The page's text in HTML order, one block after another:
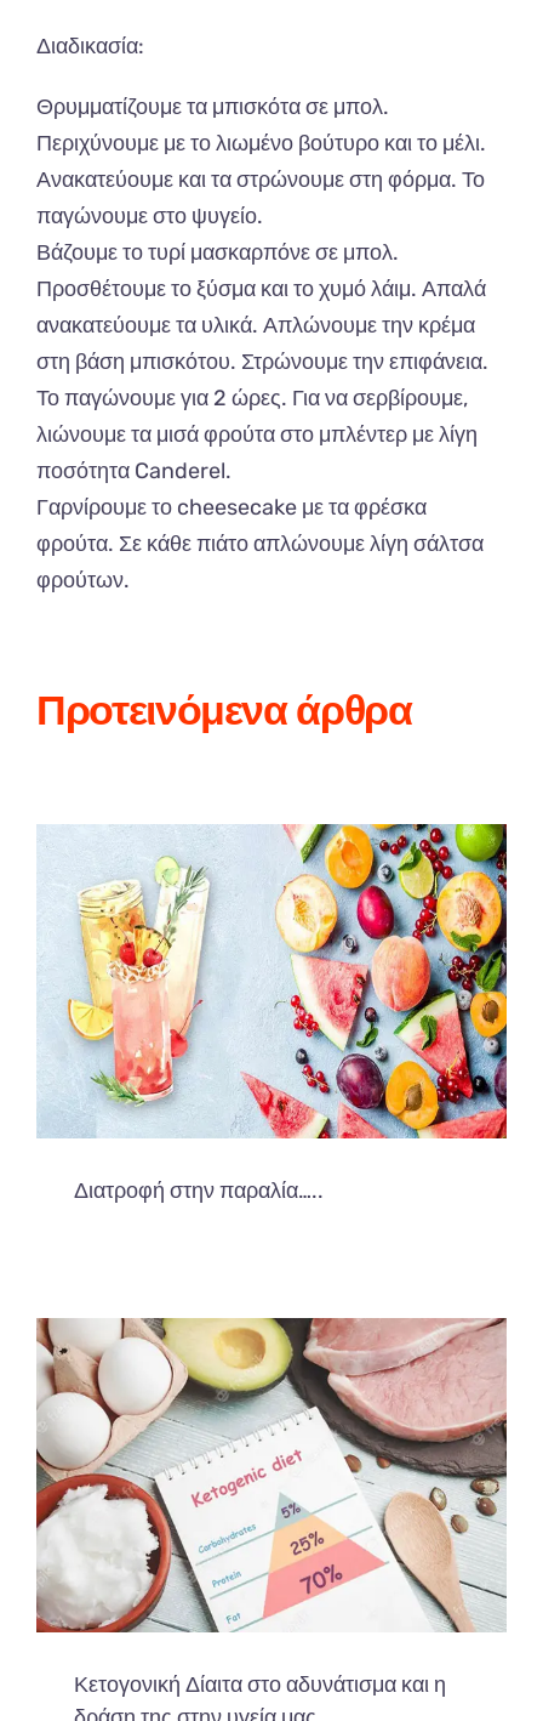
Διαδικασία:
Θρυμματίζουμε τα μπισκότα σε μπολ.
Περιχύνουμε με το λιωμένο βούτυρο και το μέλι.
Ανακατεύουμε και τα στρώνουμε στη φόρμα. Το
παγώνουμε στο ψυγείο.
Βάζουμε το τυρί μασκαρπόνε σε μπολ.
Προσθέτουμε το ξύσμα και το χυμό λάιμ. Απαλά
ανακατεύουμε τα υλικά. Απλώνουμε την κρέμα
στη βάση μπισκότου. Στρώνουμε την επιφάνεια.
Το παγώνουμε για 2 ώρες. Για να σερβίρουμε,
λιώνουμε τα μισά φρούτα στο μπλέντερ με λίγη
ποσότητα Canderel.
Γαρνίρουμε το cheesecake με τα φρέσκα
φρούτα. Σε κάθε πιάτο απλώνουμε λίγη σάλτσα
φρούτων.
Προτεινόμενα άρθρα
Διατροφή στην παραλία…..
Κετογονική Δίαιτα στο αδυνάτισμα και η